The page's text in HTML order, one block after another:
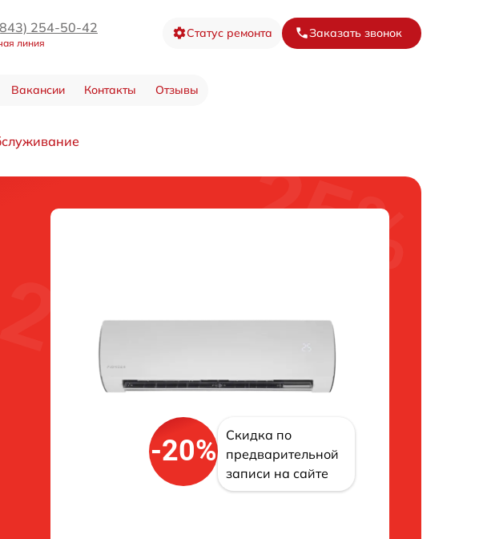
254-50-42
линия
Статус ремонта Заказать звонок
Вакансии Контакты Отзывы
-20%
Скидка по
предварительной
записи на сайте